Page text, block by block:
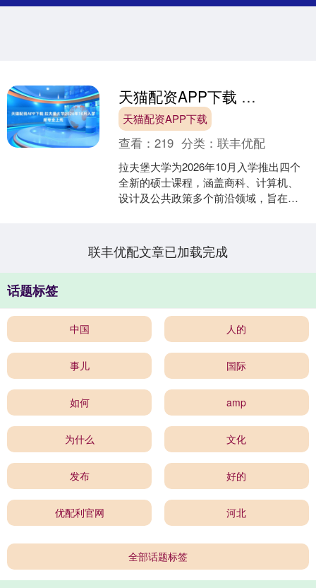
天猫配资APP下载 拉夫堡大学2026年10月入学新专业上线
天猫配资APP下载
查看：219 分类：联丰优配
拉夫堡大学为2026年10月入学推出四个
全新的硕士课程，涵盖商科、计算机、
设计及公共政策多个前沿领域，旨在进
联丰优配文章已加载完成
话题标签
中国 人的
事儿 国际
如何 amp
为什么 文化
发布 好的
优配利官网 河北
全部话题标签